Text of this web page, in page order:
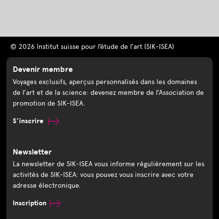
© 2026 Institut suisse pour l’étude de l’art (SIK-ISEA)
Devenir membre
Voyages exclusifs, aperçus personnalisés dans les domaines
de l’art et de la science: devenez membre de l’Association de
promotion de SIK-ISEA.
S’inscrire
Newsletter
La newsletter de SIK-ISEA vous informe régulièrement sur les
activités de SIK-ISEA: vous pouvez vous inscrire avec votre
adresse électronique.
Inscription